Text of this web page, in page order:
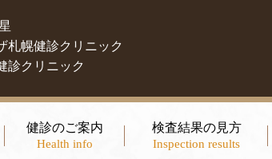
札幌健診クリニック
診クリニック
健診のご案内
Health info
検査結果の見方
Inspection results